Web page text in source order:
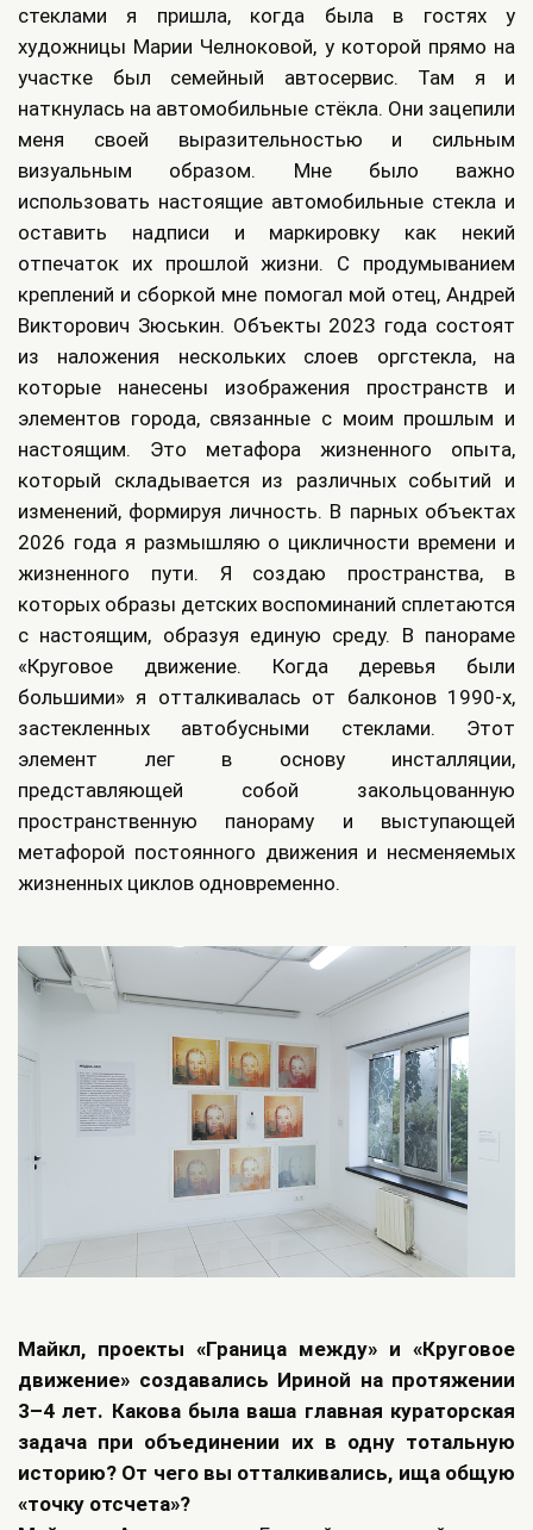
стеклами я пришла, когда была в гостях у
художницы Марии Челноковой, у которой прямо на
участке был семейный автосервис. Там я и
наткнулась на автомобильные стёкла. Они зацепили
меня своей выразительностью и сильным
визуальным образом. Мне было важно
использовать настоящие автомобильные стекла и
оставить надписи и маркировку как некий
отпечаток их прошлой жизни. С продумыванием
креплений и сборкой мне помогал мой отец, Андрей
Викторович Зюськин. Объекты 2023 года состоят
из наложения нескольких слоев оргстекла, на
которые нанесены изображения пространств и
элементов города, связанные с моим прошлым и
настоящим. Это метафора жизненного опыта,
который складывается из различных событий и
изменений, формируя личность. В парных объектах
2026 года я размышляю о цикличности времени и
жизненного пути. Я создаю пространства, в
которых образы детских воспоминаний сплетаются
с настоящим, образуя единую среду. В панораме
«Круговое движение. Когда деревья были
большими» я отталкивалась от балконов 1990-х,
застекленных автобусными стеклами. Этот
элемент лег в основу инсталляции,
представляющей собой закольцованную
пространственную панораму и выступающей
метафорой постоянного движения и несменяемых
жизненных циклов одновременно.
Майкл, проекты «Граница между» и «Круговое
движение» создавались Ириной на протяжении
3–4 лет. Какова была ваша главная кураторская
задача при объединении их в одну тотальную
историю? От чего вы отталкивались, ища общую
«точку отсчета»?